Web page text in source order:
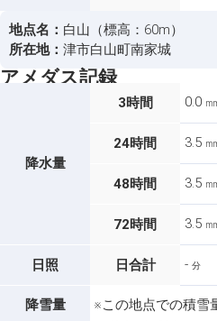
地点名： 白山（標高：60m）
所在地： 津市白山町南家城
アメダス記録
降水量
3時間 0.0
24時間 3.5
48時間 3.5
72時間 3.5
日照 日合計 - 分
降雪量 ※この地点での積雪